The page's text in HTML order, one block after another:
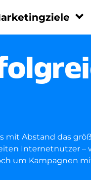
Performance
Marketing
Beratung
Reporting
mit Abstand das
Internetnutzer –
um Kampagnen